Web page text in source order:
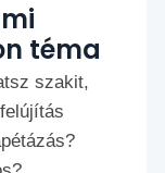
téma
szakit,